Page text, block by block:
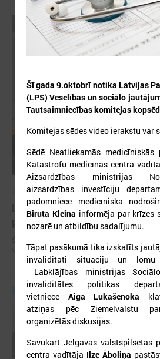
2026. gada 04. augusts
LPS un Veselības ministrija
plānotajām izmaiņām
Veselības un sociālo jautājumu komitejas
Šī gada 9.oktobrī notika Latvijas
(LPS) Veselības un sociālo
Tautsaimniecības komitejas
Komitejas sēdes video ierakstu var
Sēdē Neatliekamās medicīniskās
Katastrofu medicīnas centra
Aizsardzības ministrijas
aizsardzības investīciju
padomniece medicīniskā
Biruta Kleina informēja par krīzes
nozarē un atbildību sadalījumu.
Tāpat pasākumā tika izskatīts
invaliditāti situāciju un lomu
Labklājības ministrijas
invaliditātes politikas
vietniece Aiga Lukašenoka
atziņas pēc Ziemeļvalstu
organizētās diskusijas.
Savukārt Jelgavas valstspilsētas
centra vadītāja Ilze Āboliņa